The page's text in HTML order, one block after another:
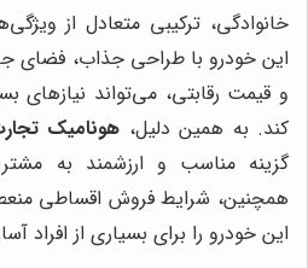
خانوادگی، ترکیبی متعادل از
این خودرو با طراحی جذاب، فضای
و قیمت رقابتی، می‌تواند نیازهای
کند. به همین دلیل، هونامیک
گزینه مناسب و ارزشمند به
همچنین، شرایط فروش اقساطی
این خودرو را برای بسیاری از افراد